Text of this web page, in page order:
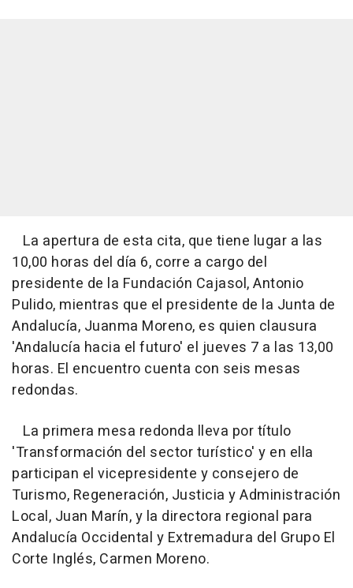
La apertura de esta cita, que tiene lugar a las
10,00 horas del día 6, corre a cargo del
presidente de la Fundación Cajasol, Antonio
Pulido, mientras que el presidente de la Junta de
Andalucía, Juanma Moreno, es quien clausura
'Andalucía hacia el futuro' el jueves 7 a las 13,00
horas. El encuentro cuenta con seis mesas
redondas.
La primera mesa redonda lleva por título
'Transformación del sector turístico' y en ella
participan el vicepresidente y consejero de
Turismo, Regeneración, Justicia y Administración
Local, Juan Marín, y la directora regional para
Andalucía Occidental y Extremadura del Grupo El
Corte Inglés, Carmen Moreno.